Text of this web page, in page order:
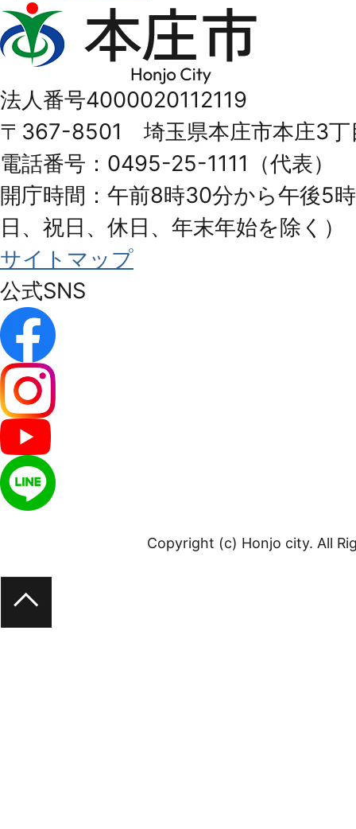
本
庄
Honjo
City
法人番号4000020112119
〒367-8501 埼玉県本庄市本庄3丁
電話番号：0495-25-1111（代表）
開庁時間：午前8時30分から午後5
日、祝日、休日、年末年始を除く）
サイトマップ
公式SNS
Copyright (c) Honjo city. All